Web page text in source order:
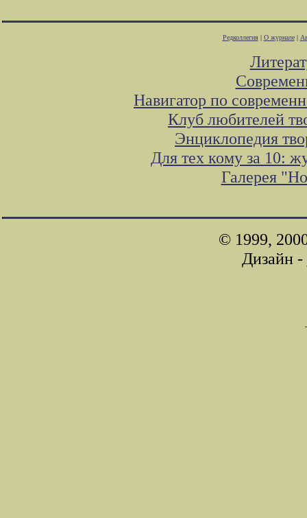
Редколлегия| О журнале|
Навигатор по
Клуб любителей
Энциклопедия
Для тех кому за 10:
Галерея
© 1999,
Дизайн -